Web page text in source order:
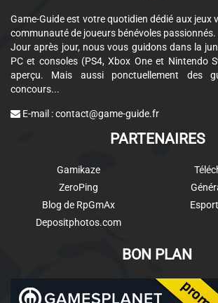
Game-Guide est votre quotidien dédié aux jeux
communauté de joueurs bénévoles passionnés.
Jour après jour, nous vous guidons dans la
PC et consoles (PS4, Xbox One et Nintendo
aperçu. Mais aussi ponctuellement des
concours...
E-mail :contact@game-guide.fr
PARTENAIRES
Gamikaze
ZeroPing
Blog de RpGmAx
Depositphotos.com
BON PLAN